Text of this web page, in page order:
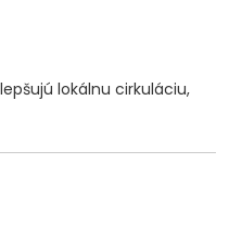
lokálnu cirkuláciu,